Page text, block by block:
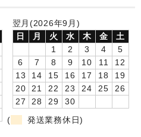
ク(集合)
ク(校歌)
翌月(2026年9月)
日
月 火 水 木 金
土
1
2 3 4
5
6
7 8 9 10 11
12
13
14 15 16 17 18
19
20
21 22 23 24 25
26
27
28 29
30
(
発送業務休日)